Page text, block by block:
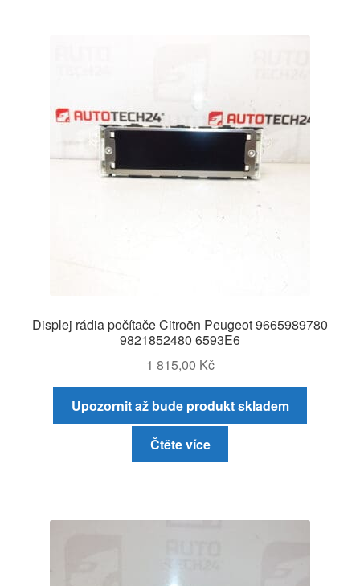
Displej rádia počítače Citroën Peugeot 9665989780
9821852480 6593E6
1 815,00 Kč
Upozornit až bude produkt skladem
Čtěte více